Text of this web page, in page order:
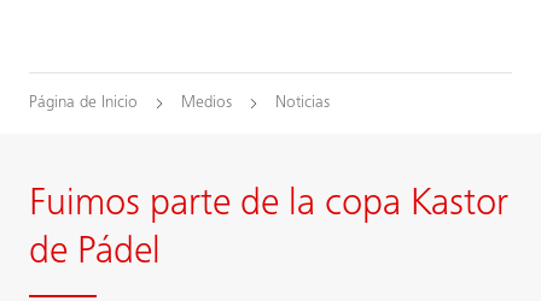
Página de Inicio Medios Noticias
Fuimos parte de la copa Kastor
de Pádel